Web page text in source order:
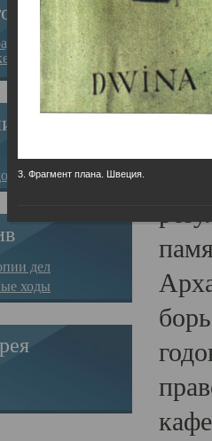
за веру в
на Севере”
дел
ходы
3. Фрагмент плана. Швеция.